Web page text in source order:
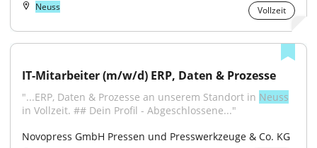
Neuss Vollzeit
IT-Mitarbeiter (m/w/d) ERP, Daten & Prozesse
"...ERP, Daten & Prozesse an unserem Standort in Neuss
in Vollzeit. ## Dein Profil - Abgeschlossene..."
Novopress GmbH Pressen und Presswerkzeuge & Co. KG